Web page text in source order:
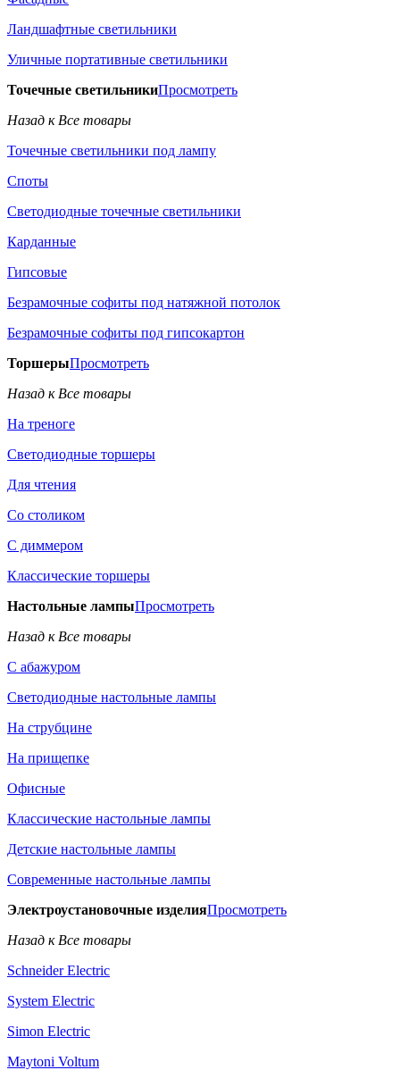
Ландшафтные светильники
Уличные портативные светильники
Точечные светильникиПросмотреть
Назад к Все товары
Точечные светильники под лампу
Споты
Светодиодные точечные светильники
Карданные
Гипсовые
Безрамочные софиты под натяжной потолок
Безрамочные софиты под гипсокартон
ТоршерыПросмотреть
Назад к Все товары
На треноге
Светодиодные торшеры
Для чтения
Со столиком
С диммером
Классические торшеры
Настольные лампыПросмотреть
Назад к Все товары
С абажуром
Светодиодные настольные лампы
На струбцине
На прищепке
Офисные
Классические настольные лампы
Детские настольные лампы
Современные настольные лампы
Электроустановочные изделияПросмотреть
Назад к Все товары
Schneider Electric
System Electric
Simon Electric
Maytoni Voltum